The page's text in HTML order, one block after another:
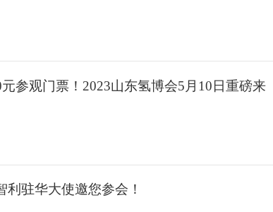
参观门票！2023山东氢博会5月10日重磅来
驻华大使邀您参会！